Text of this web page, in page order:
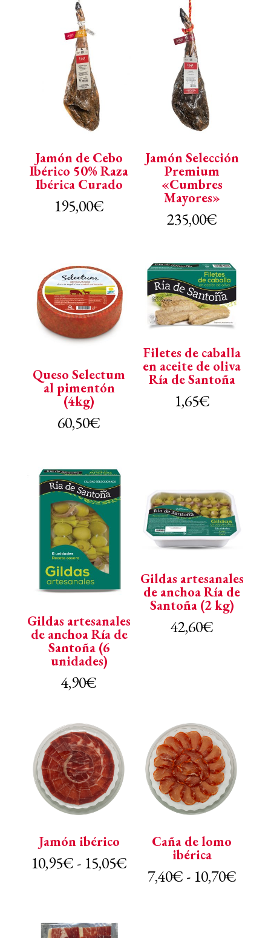
Jamón de Cebo
Ibérico 50% Raza
Ibérica Curado
195,00€
Jamón Selección
Premium
«Cumbres
Mayores»
235,00€
Queso Selectum
al pimentón
(4kg)
60,50€
Filetes de caballa
en aceite de oliva
Ría de Santoña
1,65€
Gildas artesanales
de anchoa Ría de
Santoña (6
unidades)
4,90€
Gildas artesanales
de anchoa Ría de
Santoña (2 kg)
42,60€
Jamón ibérico
10,95€ - 15,05€
Caña de lomo
ibérica
7,40€ - 10,70€